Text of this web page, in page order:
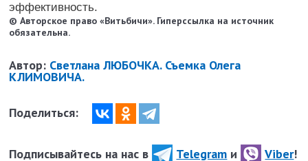
эффективность.
© Авторское право «Витьбичи». Гиперссылка на источник
обязательна.
Автор: Светлана ЛЮБОЧКА. Съемка Олега
КЛИМОВИЧА.
Поделиться:
Подписывайтесь на нас в Telegram и Viber!